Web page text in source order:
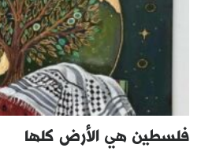
فلسطين هي الأرض كلها